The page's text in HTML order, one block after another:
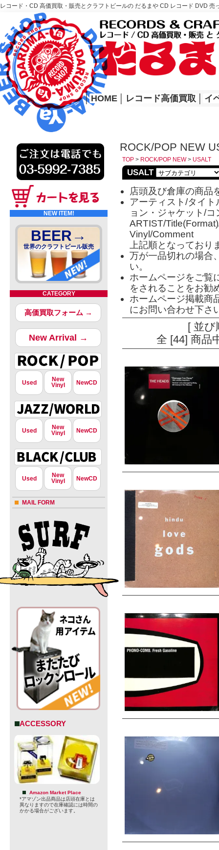
レコード・CD 高価買取・販売とクラフトビールの だるまや CD レコード DVD
レコード高価買取はこちら
HOME
│ HOME レコード高価買取 イ
NEW ITEM!
BEER→
世界のクラフトビール販売
CATEGORY
高価買取フォーム →
New Arrival →
Used
New
Vinyl
NewCD
Used
New
Vinyl
NewCD
Used
New
Vinyl
NewCD
MAIL FORM
ACCESSORY
Amazon Market Place
*アマゾン出品商品は店頭在庫とは
異なりますので在庫確認には時間の
かかる場合がございます。
ROCK/POP NEW
TOP > ROCK/POP NEW> USALT
USALT
店頭及び倉庫の商品
アーティスト/タイ
ョン・ジャケット/
ARTIST/
Vinyl/Comment
上記順となっており
万が一品切れの場合
い。
ホームページをご覧
をされることをお勧
ホームページ掲載商
にお問い合わせ下さ
[ 並
全 [44] 商